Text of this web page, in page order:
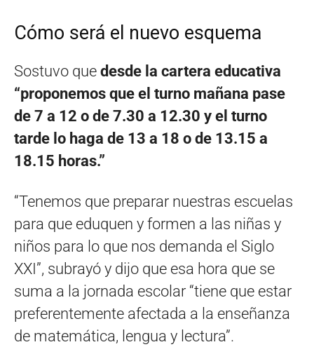
Cómo será el nuevo esquema
Sostuvo que desde la cartera educativa
“proponemos que el turno mañana pase
de 7 a 12 o de 7.30 a 12.30 y el turno
tarde lo haga de 13 a 18 o de 13.15 a
18.15 horas.”
“Tenemos que preparar nuestras escuelas
para que eduquen y formen a las niñas y
niños para lo que nos demanda el Siglo
XXI”, subrayó y dijo que esa hora que se
suma a la jornada escolar “tiene que estar
preferentemente afectada a la enseñanza
de matemática, lengua y lectura”.